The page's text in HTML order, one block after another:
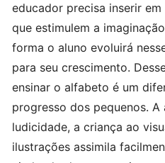
educador precisa inserir
que estimulem a
forma o aluno evoluirá
para seu crescimento.
ensinar o alfabeto é um
progresso dos pequenos. A
ludicidade, a criança ao
ilustrações assimila